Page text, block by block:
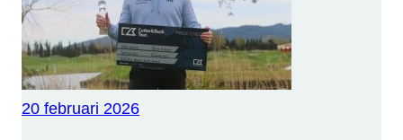
20 februari 2026